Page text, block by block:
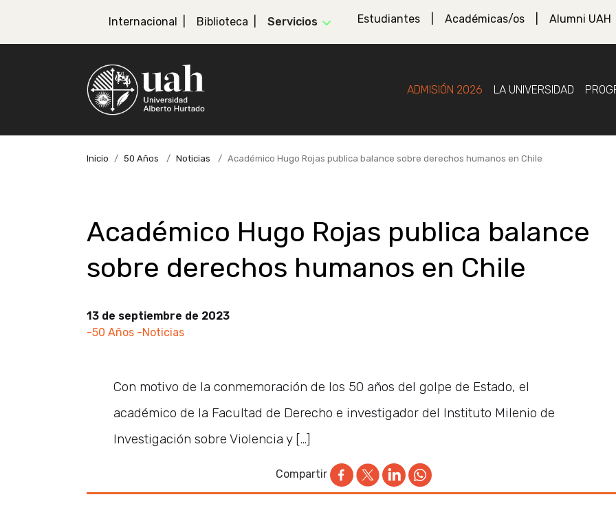
Internacional Biblioteca Servicios Estudiantes Académicas/os Alumni UAH
ADMISIÓN 2026 LA UNIVERSIDAD
Inicio 50 Años Noticias Académico Hugo Rojas publica balance sobre derechos humanos en Chile
Académico Hugo Rojas publica balance
sobre derechos humanos en Chile
13 de septiembre de 2023
-50 Años -Noticias
Con motivo de la conmemoración de los 50 años del golpe de Estado, el
académico de la Facultad de Derecho e investigador del Instituto Milenio de
Investigación sobre Violencia y […]
Compartir